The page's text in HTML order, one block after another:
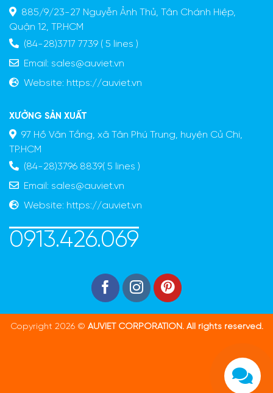
885/9/23-27 Nguyễn Ảnh Thủ, Tân Chánh Hiệp,
Quận 12, TP.HCM
(84-28)3717 7739 ( 5 lines )
Email: sales@auviet.vn
Website: https://auviet.vn
XƯỞNG SẢN XUẤT
97 Hồ Văn Tắng, xã Tân Phú Trung, huyện Củ Chi,
TP.HCM
(84-28)3796 8839( 5 lines )
Email: sales@auviet.vn
Website: https://auviet.vn
0913.426.069
Copyright 2026 © AUVIET CORPORATION. All rights reserved.